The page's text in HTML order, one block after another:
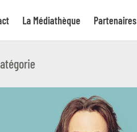
La Médiathèque Partenaires